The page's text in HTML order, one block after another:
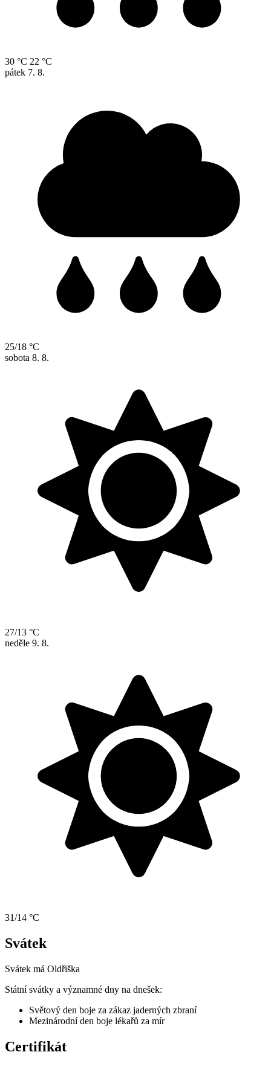
30 °C 22 °C
pátek 7. 8.
25/18 °C
sobota 8. 8.
27/13 °C
neděle 9. 8.
31/14 °C
Svátek
Svátek má Oldřiška
Státní svátky a významné dny na dnešek:
Světový den boje za zákaz jaderných zbraní
Mezinárodní den boje lékařů za mír
Certifikát